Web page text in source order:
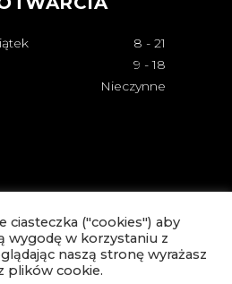
8 - 21
9 - 18
Nieczynne
ciasteczka ("cookies") aby
wygodę w korzystaniu z
naszą stronę wyrażasz
plików cookie.